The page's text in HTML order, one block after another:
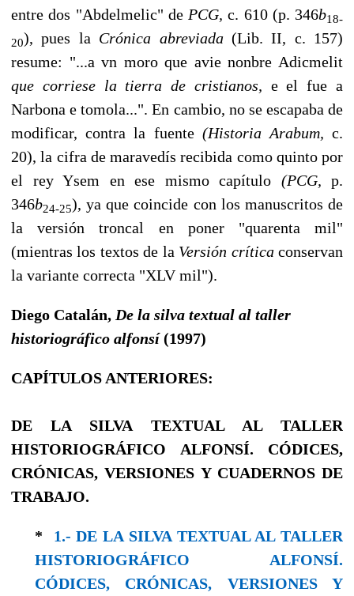
entre dos "Abdelmelic" de PCG,c. 610 (p. 346b18-
20), pues la Crónica abreviada (Lib. II, c. 157)
resume: "...a vn moro que avie nonbre Adicmelit
que corrie­se la tierra de cristianos, e el fue a
Narbona e tomola...". En cambio, no se escapaba de
modificar, contra la fuente (Historia Arabum,c.
20), la cifra de maravedís recibida como quinto por
el rey Ysem en ese mismo capítulo (PCG, p.
346b24-25), ya que coincide con los manuscritos de
la versión troncal en poner "quarenta mil"
(mientras los textos de la Versión críticaconservan
la variante correcta "XLV mil").
Diego Catalán, De la silva textual al taller
historiográfico alfonsí(1997)
CAPÍTULOS ANTERIORES:
DE LA SILVA TEXTUAL AL TALLER
HISTORIOGRÁFICO ALFONSÍ. CÓDICES,
CRÓNICAS, VERSIONES Y CUADERNOS DE
TRABAJO.
* 1.- DE LA SILVA TEXTUAL AL TALLER
HISTORIOGRÁFICO ALFONSÍ.
CÓDICES, CRÓNICAS, VERSIONES Y